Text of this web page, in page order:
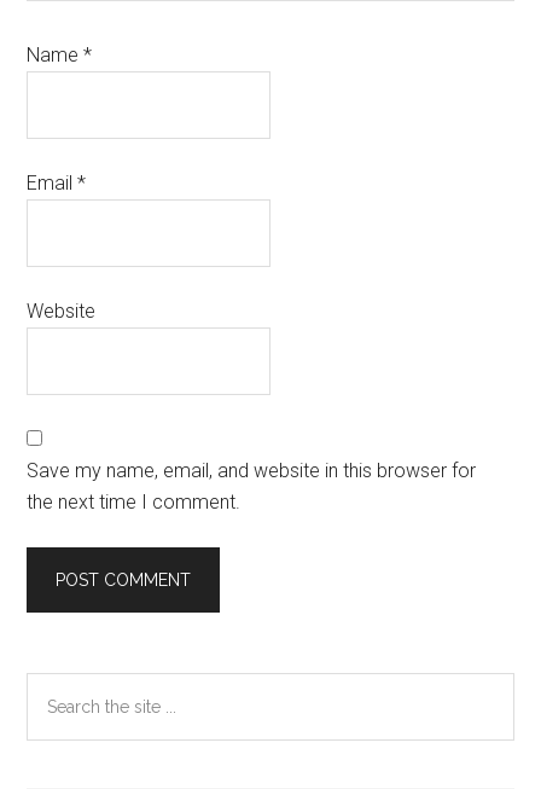
Name*
Email*
Website
Save my name, email, and website in this browser for
the next time I comment.
Primary
Sidebar
the